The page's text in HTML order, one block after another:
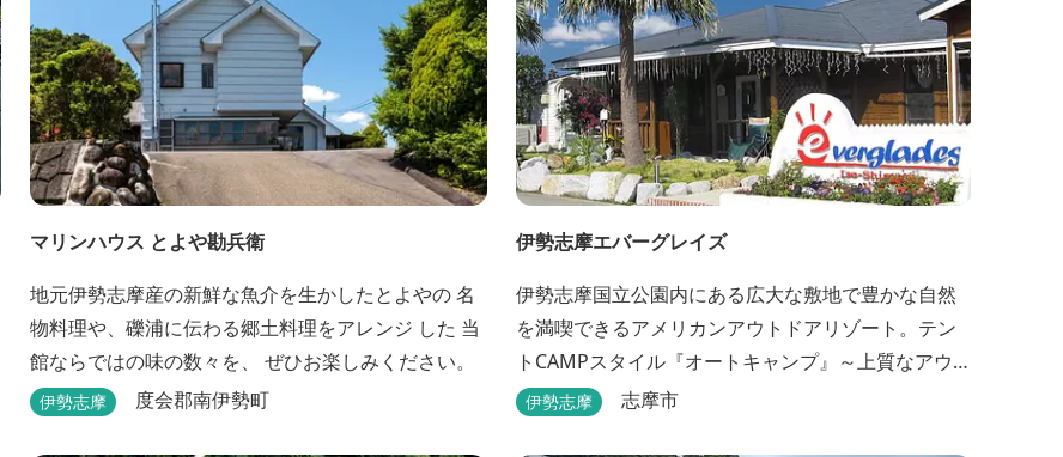
マリンハウス とよや勘兵衛
地元伊勢志摩産の新鮮な魚介を生かしたとよやの 名
物料理や、礫浦に伝わる郷土料理をアレンジ した 当
館ならではの味の数々を、 ぜひお楽しみください。
伊勢志摩 度会郡南伊勢町
伊勢志摩エバーグレイズ
伊勢志摩国立公園内にある広大な敷地で豊かな自然
を満喫できるアメリカンアウトドアリゾート。テン
トCAMPスタイル『オートキャンプ』～上質なアウト
ドア空間『グランピングスタイル』まで多彩な宿泊
伊勢志摩 志摩市